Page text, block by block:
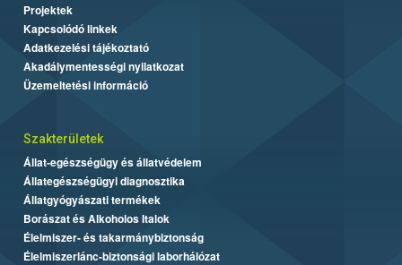
Projektek
Kapcsolódó linkek
Adatkezelési tájékoztató
Akadálymentességi nyilatkozat
Üzemeltetési információ
Szakterületek
Állat-egészségügy és állatvédelem
Állategészségügyi diagnosztika
Állatgyógyászati termékek
Borászat és Alkoholos Italok
Élelmiszer- és takarmánybiztonság
Élelmiszerlánc-biztonsági laborhálózat